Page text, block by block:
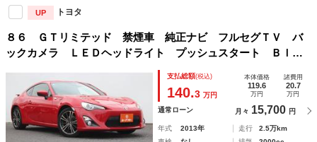
UP トヨタ
８６ ＧＴリミテッド 禁煙車 純正ナビ フルセグＴＶ バ
ックカメラ ＬＥＤヘッドライト プッシュスタート Ｂｌｕ
ｅｔｏｏｔｈ接続 ＥＴＣ ハーフレザーシート シートヒー
ター 電動格納ミラー オートライト
支払総額(税込)
140.3 万円
本体価格
119.6
万円
諸費用
20.7
万円
通常ローン 月々 15,700 円
年式 2013年 走行
2.5万km